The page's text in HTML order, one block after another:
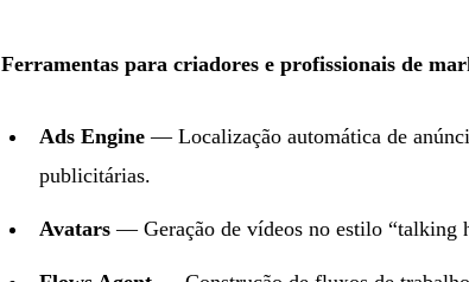
Ferramentas para criadores e profissionais de
Ads Engine — Localização automática de
publicitárias.
Avatars — Geração de vídeos no estilo “talking